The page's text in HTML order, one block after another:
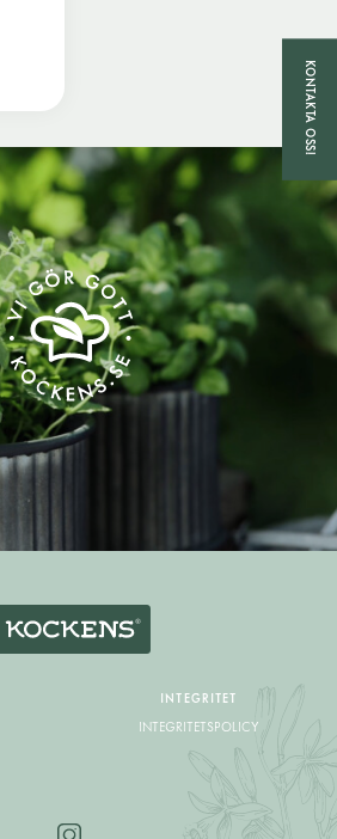
INTEGRITET
INTEGRITETSPOLICY
KONTAKTA OSS!